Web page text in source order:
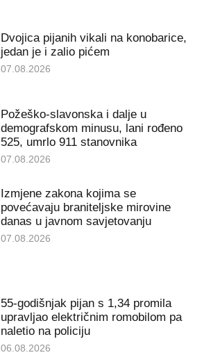
Dvojica pijanih vikali na konobarice,
jedan je i zalio pićem
07.08.2026
Požeško-slavonska i dalje u
demografskom minusu, lani rođeno
525, umrlo 911 stanovnika
07.08.2026
Izmjene zakona kojima se
povećavaju braniteljske mirovine
danas u javnom savjetovanju
07.08.2026
55-godišnjak pijan s 1,34 promila
upravljao električnim romobilom pa
naletio na policiju
06.08.2026